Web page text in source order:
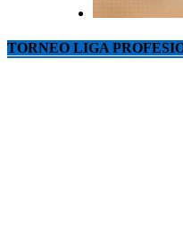
TORNEO LIGA